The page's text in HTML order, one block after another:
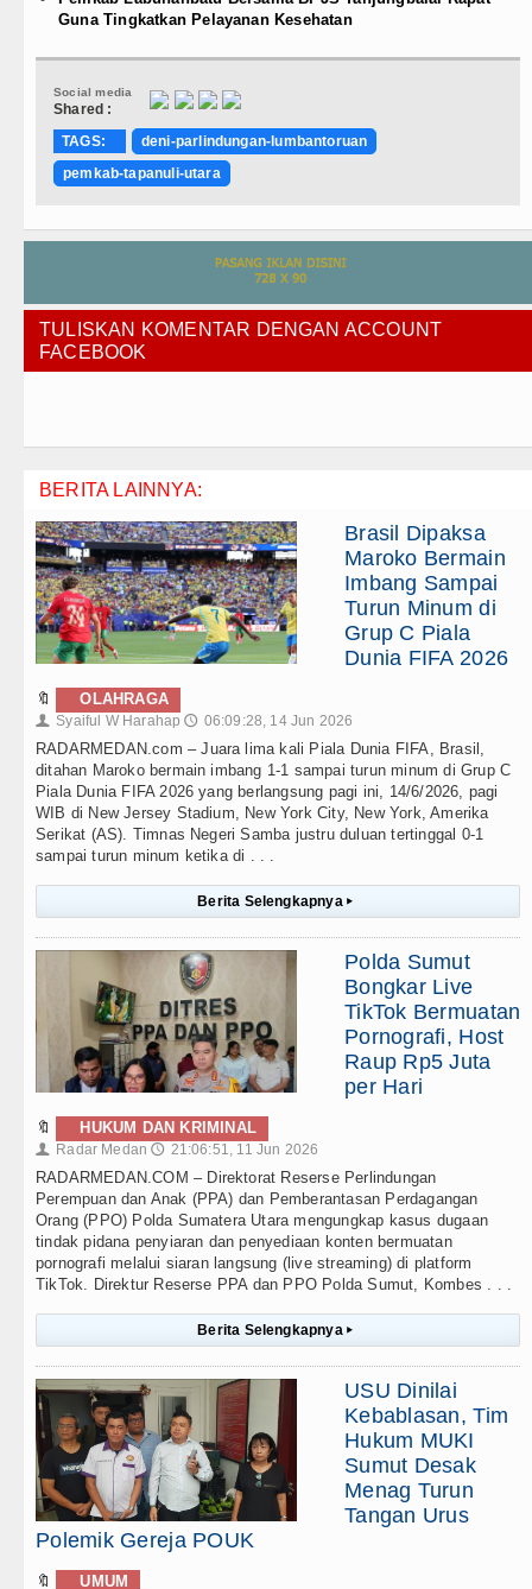
Guna Tingkatkan Pelayanan Kesehatan
Social media
Shared :
TAGS:
deni-parlindungan-lumbantoruan
pemkab-tapanuli-utara
TULISKAN KOMENTAR DENGAN ACCOUNT
FACEBOOK
BERITA LAINNYA:
Brasil Dipaksa
Maroko Bermain
Imbang Sampai
Turun Minum di
Grup C Piala
Dunia FIFA 2026
🔖 OLAHRAGA
👤 Syaiful W Harahap 🕔 06:09:28, 14 Jun 2026
RADARMEDAN.com – Juara lima kali Piala Dunia FIFA, Brasil,
ditahan Maroko bermain imbang 1-1 sampai turun minum di Grup C
Piala Dunia FIFA 2026 yang berlangsung pagi ini, 14/6/2026, pagi
WIB di New Jersey Stadium, New York City, New York, Amerika
Serikat (AS). Timnas Negeri Samba justru duluan tertinggal 0-1
sampai turun minum ketika di . . .
Berita Selengkapnya ▸
Polda Sumut
Bongkar Live
TikTok Bermuatan
Pornografi, Host
Raup Rp5 Juta
per Hari
🔖 HUKUM DAN KRIMINAL
👤 Radar Medan 🕔 21:06:51, 11 Jun 2026
RADARMEDAN.COM – Direktorat Reserse Perlindungan
Perempuan dan Anak (PPA) dan Pemberantasan Perdagangan
Orang (PPO) Polda Sumatera Utara mengungkap kasus dugaan
tindak pidana penyiaran dan penyediaan konten bermuatan
pornografi melalui siaran langsung (live streaming) di platform
TikTok. Direktur Reserse PPA dan PPO Polda Sumut, Kombes . . .
Berita Selengkapnya ▸
USU Dinilai
Kebablasan, Tim
Hukum MUKI
Sumut Desak
Menag Turun
Tangan Urus
Polemik Gereja POUK
🔖 UMUM